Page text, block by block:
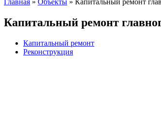
Главная » Объекты » Капитальный ремонт
Капитальный ремонт
Капитальный ремонт
Реконструкция